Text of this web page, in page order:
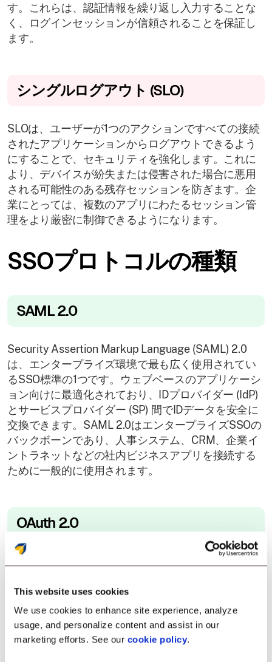
This website uses cookies
We use cookies to enhance site experience, analyze
usage, and personalize content and assist in our
marketing efforts. See our cookie policy.
す。これらは、認証情報を繰り返し入力することな
く、ログインセッションが信頼されることを保証し
ます。
シングルログアウト (SLO)
SLOは、ユーザーが1つのアクションですべての接続
されたアプリケーションからログアウトできるよう
にすることで、セキュリティを強化します。これに
より、デバイスが紛失または侵害された場合に悪用
される可能性のある残存セッションを防ぎます。企
業にとっては、複数のアプリにわたるセッション管
理をより厳密に制御できるようになります。
SSOプロトコルの種類
SAML 2.0
Security Assertion Markup Language (SAML) 2.0
は、エンタープライズ環境で最も広く使用されてい
るSSO標準の1つです。ウェブベースのアプリケーシ
ョン向けに最適化されており、IDプロバイダー (IdP)
とサービスプロバイダー (SP) 間でIDデータを安全に
交換できます。SAML 2.0はエンタープライズSSOの
バックボーンであり、人事システム、CRM、企業イ
ントラネットなどの社内ビジネスアプリを接続する
ために一般的に使用されます。
OAuth 2.0
OAuth 2.0は、ユーザー認証情報を共有することな
からリソースにアクセスできるようにするオープン
認証プロトコルです。「Twitterでログイン」や
Google Driveファイルにアクセスするアプリなどの統
合を可能にします。これにより、OAuthはデータ共